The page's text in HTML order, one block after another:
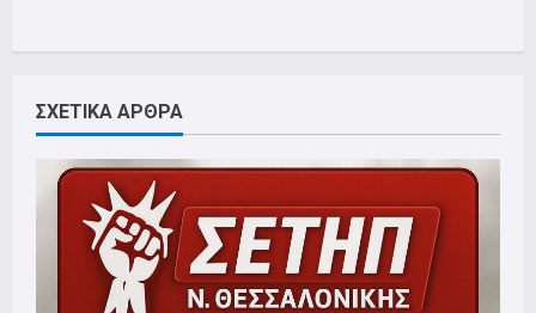
ΣΧΕΤΙΚΑ ΑΡΘΡΑ